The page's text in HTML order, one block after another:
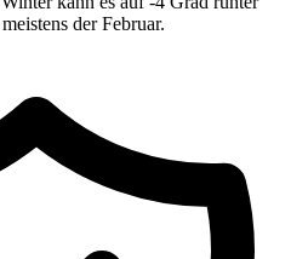
der Februar.